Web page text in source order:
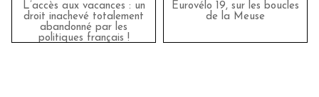
L’accès aux vacances : un
droit inachevé totalement
abandonné par les
politiques français !
Eurovélo 19, sur les boucles
de la Meuse